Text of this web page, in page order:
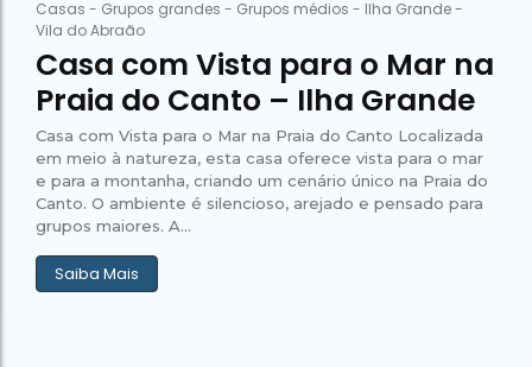
Casas - Grupos grandes - Grupos médios - Ilha Grande-
Vila do Abraão
Casa com Vista para o Mar na
Praia do Canto – Ilha Grande
Casa com Vista para o Mar na Praia do Canto Localizada
em meio à natureza, esta casa oferece vista para o mar
e para a montanha, criando um cenário único na Praia do
Canto. O ambiente é silencioso, arejado e pensado para
grupos maiores. A...
Saiba Mais